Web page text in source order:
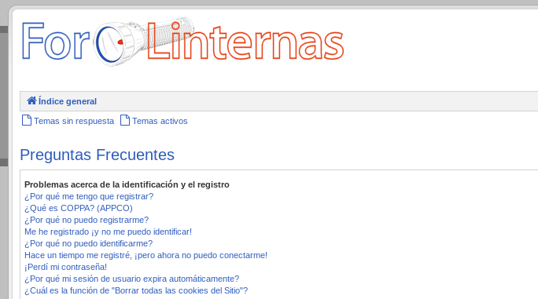
.
Índice general
Temas sin respuesta Temas activos
Preguntas Frecuentes
Problemas acerca de la identificación y el registro
¿Por qué me tengo que registrar?
¿Qué es COPPA? (APPCO)
¿Por qué no puedo registrarme?
Me he registrado ¡y no me puedo identificar!
¿Por qué no puedo identificarme?
Hace un tiempo me registré, ¡pero ahora no puedo conectarme!
¡Perdí mi contraseña!
¿Por qué mi sesión de usuario expira automáticamente?
¿Cuál es la función de "Borrar todas las cookies del Sitio"?